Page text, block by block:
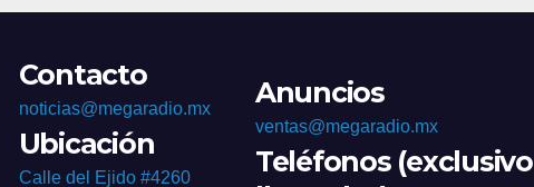
Contacto
noticias@megaradio.mx
Ubicación
Calle del Ejido #4260
Anuncios
ventas@megaradio.mx
Teléfonos (exclusivo